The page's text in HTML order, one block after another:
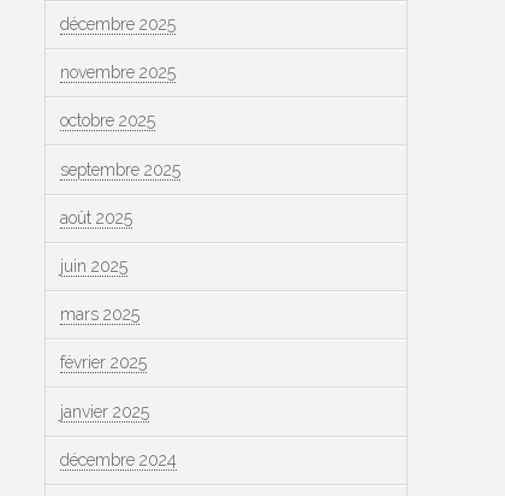
décembre 2025
novembre 2025
octobre 2025
septembre 2025
août 2025
juin 2025
mars 2025
février 2025
janvier 2025
décembre 2024